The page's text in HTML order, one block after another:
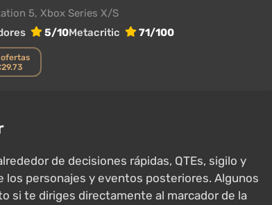
5, Xbox Series X/S
5/10Metacritic 71/100
ofertas
de decisiones rápidas, QTEs, sigilo y
personajes y eventos posteriores. Algunos
si te diriges directamente al marcador de la